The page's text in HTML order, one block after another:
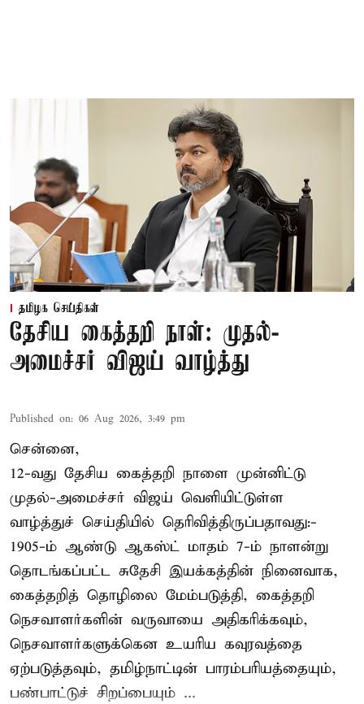
தமிழக செய்திகள்
தேசிய கைத்தறி நாள்: முதல்-
அமைச்சர் விஜய் வாழ்த்து
Published on: 06 Aug 2026, 3:49 pm
சென்னை,
12-வது தேசிய கைத்தறி நாளை முன்னிட்டு
முதல்-அமைச்சர் விஜய் வெளியிட்டுள்ள
வாழ்த்துச் செய்தியில் தெரிவித்திருப்பதாவது:-
1905-ம் ஆண்டு ஆகஸ்ட் மாதம் 7-ம் நாளன்று
தொடங்கப்பட்ட சுதேசி இயக்கத்தின் நினைவாக,
கைத்தறித் தொழிலை மேம்படுத்தி, கைத்தறி
நெசவாளர்களின் வருவாயை அதிகரிக்கவும்,
நெசவாளர்களுக்கென உயரிய கவுரவத்தை
ஏற்படுத்தவும், தமிழ்நாட்டின் பாரம்பரியத்தையும்,
பண்பாட்டுச் சிறப்பையும் ...